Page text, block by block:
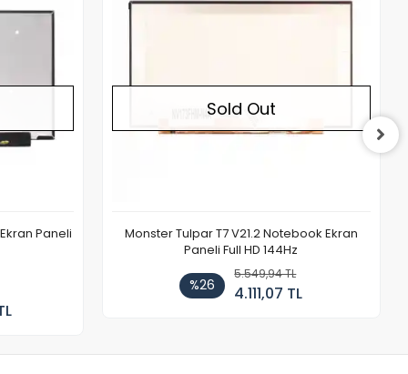
Paneli
Sold Out
Monster Tulpar T7 V21.2 Notebook Ekran
Paneli Full HD 144Hz
%26
5.549,94 TL
4.111,07 TL